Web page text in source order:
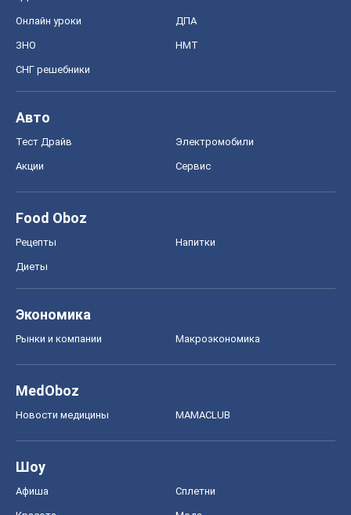
Онлайн уроки ДПА
ЗНО НМТ
СНГ решебники
Авто
Тест Драйв Электромобили
Акции Сервис
Food Oboz
Рецепты Напитки
Диеты
Экономика
Рынки и компании Mакроэкономика
MedOboz
Новости медицины MAMACLUB
Шоу
Афиша Сплетни